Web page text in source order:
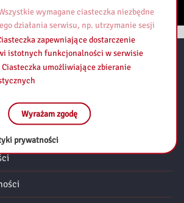
wymagane ciasteczka niezbędne
działania serwisu, np. utrzymanie sesji
zapewniające dostarczenie
istotnych funkcjonalności w serwisie
umożliwiające zbieranie
Wyrażam zgodę
prywatności